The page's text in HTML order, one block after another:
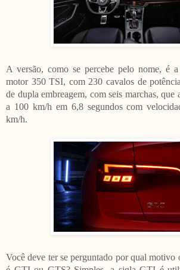
A versão, como se percebe pelo nome, é
motor 350 TSI, com 230 cavalos de
de dupla embreagem, com seis marchas, que
a 100 km/h em 6,8 segundos com
km/h.
Você deve ter se perguntado por qual motivo